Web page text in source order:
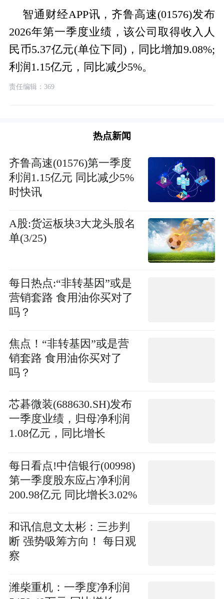
智通财经APP讯，齐鲁高速(01576)发布
2026年第一季度业绩，该公司取得收入人
民币5.37亿元(单位下同)，同比增加9.08%;
利润1.15亿元，同比减少5%。
责任编辑：369
热点新闻
齐鲁高速(01576)第一季度
利润1.15亿元 同比减少5%
时快讯
A股:货运板块3大龙头股名
单(3/25)
每日热点:“非转基因”或是
营销套路 食用油你买对了
吗？
焦点！“非转基因”或是营
销套路 食用油你买对了
吗？
芯碁微装(688630.SH)发布
一季度业绩，归母净利润
1.08亿元，同比增长
每日看点!中信银行(00998)
第一季度股东应占净利润
200.98亿元 同比增长3.02%
和讯信息文太彬：三步判
断 强势吸筹方向！ 每日观
察
潍柴重机：一季度净利润